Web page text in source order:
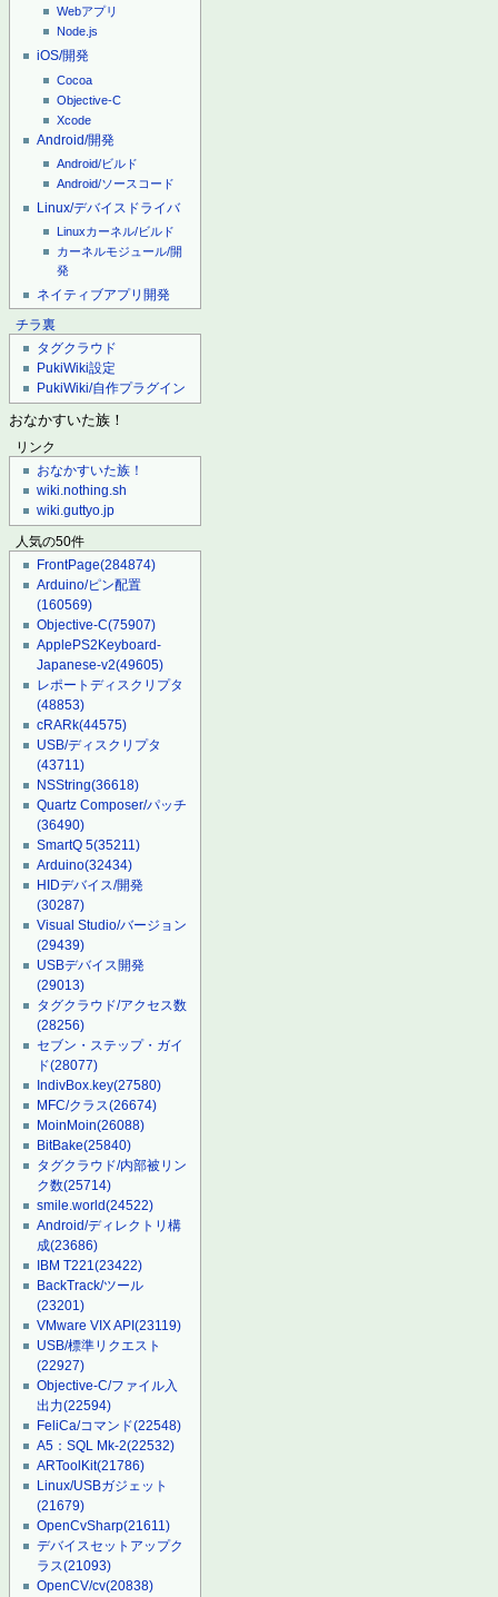
Webアプリ
Node.js
iOS/開発
Cocoa
Objective-C
Xcode
Android/開発
Android/ビルド
Android/ソースコード
Linux/デバイスドライバ
Linuxカーネル/ビルド
カーネルモジュール/開
発
ネイティブアプリ開発
チラ裏
タグクラウド
PukiWiki設定
PukiWiki/自作プラグイン
おなかすいた族！
リンク
おなかすいた族！
wiki.nothing.sh
wiki.guttyo.jp
人気の50件
FrontPage(284874)
Arduino/ピン配置
(160569)
Objective-C(75907)
ApplePS2Keyboard-
Japanese-v2(49605)
レポートディスクリプタ
(48853)
cRARk(44575)
USB/ディスクリプタ
(43711)
NSString(36618)
Quartz Composer/パッチ
(36490)
SmartQ 5(35211)
Arduino(32434)
HIDデバイス/開発
(30287)
Visual Studio/バージョン
(29439)
USBデバイス開発
(29013)
タグクラウド/アクセス数
(28256)
セブン・ステップ・ガイ
ド(28077)
IndivBox.key(27580)
MFC/クラス(26674)
MoinMoin(26088)
BitBake(25840)
タグクラウド/内部被リン
ク数(25714)
smile.world(24522)
Android/ディレクトリ構
成(23686)
IBM T221(23422)
BackTrack/ツール
(23201)
VMware VIX API(23119)
USB/標準リクエスト
(22927)
Objective-C/ファイル入
出力(22594)
FeliCa/コマンド(22548)
A5：SQL Mk-2(22532)
ARToolKit(21786)
Linux/USBガジェット
(21679)
OpenCvSharp(21611)
デバイスセットアップク
ラス(21093)
OpenCV/cv(20838)